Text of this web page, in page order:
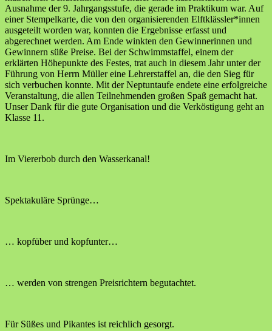
Ausnahme der 9. Jahrgangsstufe, die gerade im Praktikum war. Auf
einer Stempelkarte, die von den organisierenden Elftklässler*innen
ausgeteilt worden war, konnten die Ergebnisse erfasst und
abgerechnet werden. Am Ende winkten den Gewinnerinnen und
Gewinnern süße Preise. Bei der Schwimmstaffel, einem der
erklärten Höhepunkte des Festes, trat auch in diesem Jahr unter der
Führung von Herrn Müller eine Lehrerstaffel an, die den Sieg für
sich verbuchen konnte. Mit der Neptuntaufe endete eine erfolgreiche
Veranstaltung, die allen Teilnehmenden großen Spaß gemacht hat.
Unser Dank für die gute Organisation und die Verköstigung geht an
Klasse 11.
Im Viererbob durch den Wasserkanal!
Spektakuläre Sprünge…
… kopfüber und kopfunter…
… werden von strengen Preisrichtern begutachtet.
Für Süßes und Pikantes ist reichlich gesorgt.